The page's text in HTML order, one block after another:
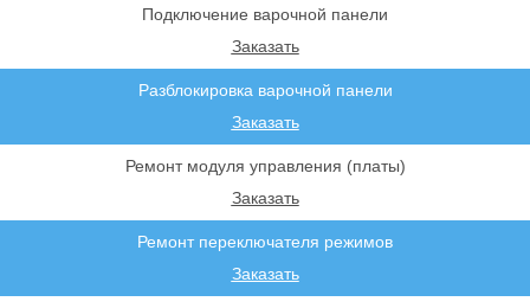
Разблокировка варочной панели
Ремонт переключателя режимов
Подключение варочной панели
Ремонт модуля управления (платы)
Заказать
Заказать
Заказать
Заказать